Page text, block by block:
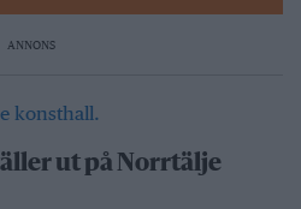
ANNONS
ut på Norrtälje